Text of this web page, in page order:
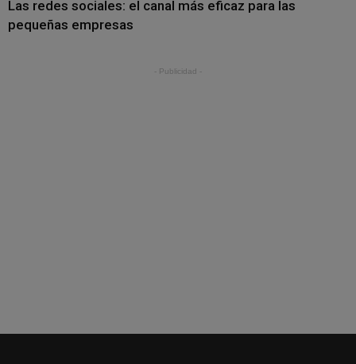
Las redes sociales: el canal más eficaz para las
pequeñas empresas
- Publicidad -